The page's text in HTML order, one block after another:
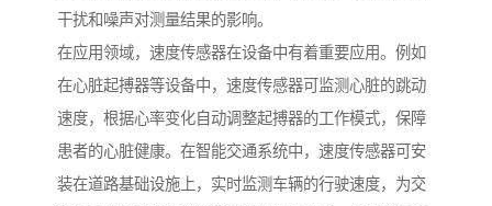
干扰和噪声对测量结果的影响。
在应用领域，速度传感器在设备中有着重要应用。例如
在心脏起搏器等设备中，速度传感器可监测心脏的跳动
速度，根据心率变化自动调整起搏器的工作模式，保障
患者的心脏健康。在智能交通系统中，速度传感器可安
装在道路基础设施上，实时监测车辆的行驶速度，为交